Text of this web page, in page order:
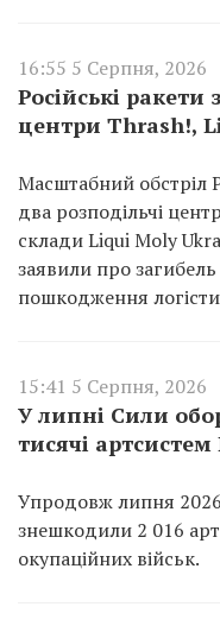
16:55 5 Серпня, 2026
Російські ракети
центри Thrash!,
Масштабний обстріл
два розподільчі
склади Liqui Moly
заявили про
пошкодження
15:41 5 Серпня, 2026
У липні Сили
тисячі
Упродовж липня
знешкодили 2 016
окупаційних військ.